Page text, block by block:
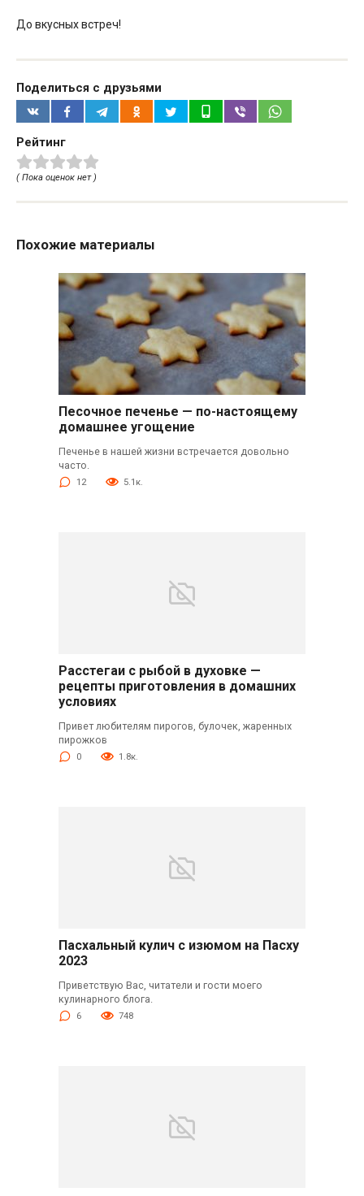
До вкусных встреч!
Поделиться с друзьями
Рейтинг
( Пока оценок нет )
Похожие материалы
Песочное печенье — по-настоящему
домашнее угощение
Печенье в нашей жизни встречается довольно
часто.
12 5.1к.
Расстегаи с рыбой в духовке —
рецепты приготовления в домашних
условиях
Привет любителям пирогов, булочек, жаренных
пирожков
0 1.8к.
Пасхальный кулич с изюмом на Пасху
2023
Приветствую Вас, читатели и гости моего
кулинарного блога.
6 748